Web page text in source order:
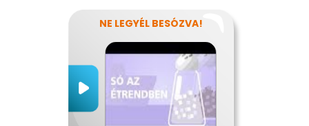
NE LEGYÉL BESÓZVA!